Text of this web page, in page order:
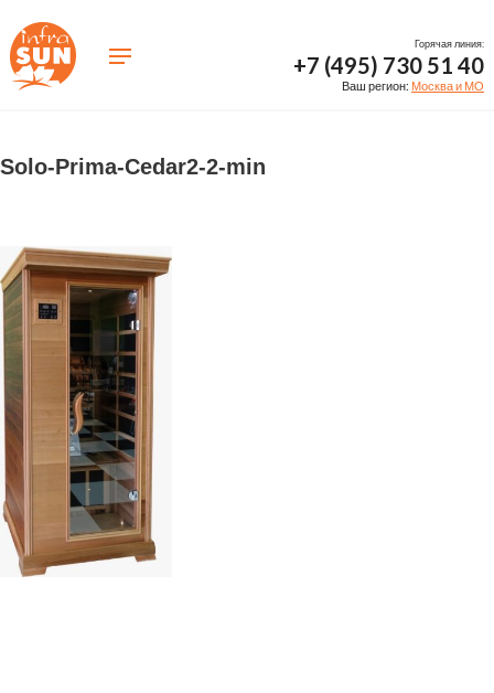
Горячая линия:
+7 (495) 730 51 40
Ваш регион: Москва и МО
Solo-Prima-Cedar2-2-min